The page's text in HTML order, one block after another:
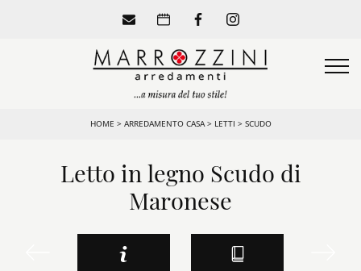
HOME > ARREDAMENTO CASA> LETTI > SCUDO
Letto in legno Scudo di
Maronese